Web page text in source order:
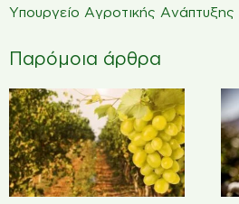
Υπουργείο Αγροτικής Ανάπτυξης
Παρόμοια άρθρα